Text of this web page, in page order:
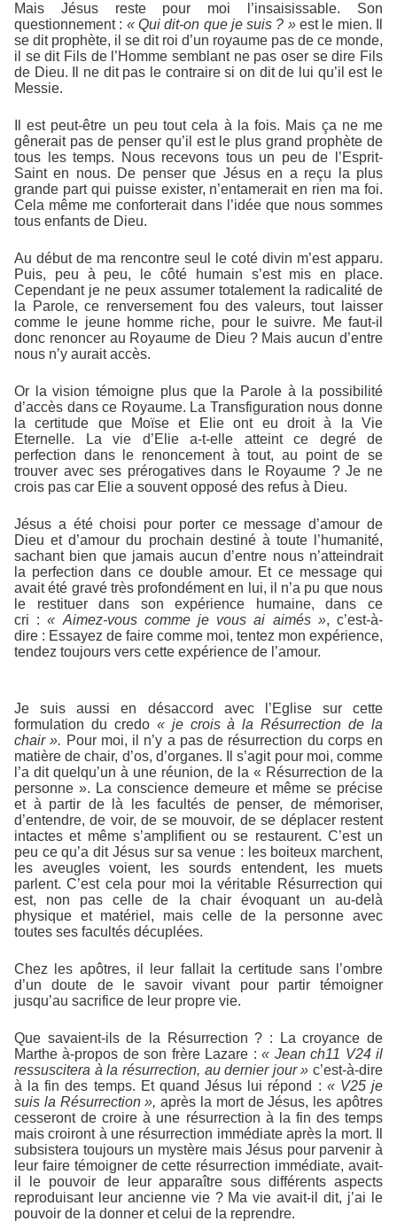
Mais Jésus reste pour moi l’insaisissable. Son
questionnement : « Qui dit-on que je suis ? »est le mien. Il
se dit prophète, il se dit roi d’un royaume pas de ce monde,
il se dit Fils de l’Homme semblant ne pas oser se dire Fils
de Dieu. Il ne dit pas le contraire si on dit de lui qu’il est le
Messie.
Il est peut-être un peu tout cela à la fois. Mais ça ne me
gênerait pas de penser qu’il est le plus grand prophète de
tous les temps. Nous recevons tous un peu de l’Esprit-
Saint en nous. De penser que Jésus en a reçu la plus
grande part qui puisse exister, n’entamerait en rien ma foi.
Cela même me conforterait dans l’idée que nous sommes
tous enfants de Dieu.
Au début de ma rencontre seul le coté divin m’est apparu.
Puis, peu à peu, le côté humain s’est mis en place.
Cependant je ne peux assumer totalement la radicalité de
la Parole, ce renversement fou des valeurs, tout laisser
comme le jeune homme riche, pour le suivre. Me faut-il
donc renoncer au Royaume de Dieu ? Mais aucun d’entre
nous n’y aurait accès.
Or la vision témoigne plus que la Parole à la possibilité
d’accès dans ce Royaume. La Transfiguration nous donne
la certitude que Moïse et Elie ont eu droit à la Vie
Eternelle. La vie d’Elie a-t-elle atteint ce degré de
perfection dans le renoncement à tout, au point de se
trouver avec ses prérogatives dans le Royaume ? Je ne
crois pas car Elie a souvent opposé des refus à Dieu.
Jésus a été choisi pour porter ce message d’amour de
Dieu et d’amour du prochain destiné à toute l’humanité,
sachant bien que jamais aucun d’entre nous n’atteindrait
la perfection dans ce double amour. Et ce message qui
avait été gravé très profondément en lui, il n’a pu que nous
le restituer dans son expérience humaine, dans ce
cri :« Aimez-vous comme je vous ai aimés », c’est-à-
dire : Essayez de faire comme moi, tentez mon expérience,
tendez toujours vers cette expérience de l’amour.
Je suis aussi en désaccord avec l’Eglise sur cette
formulation du credo « je crois à la Résurrection de la
chair ». Pour moi, il n’y a pas de résurrection du corps en
matière de chair, d’os, d’organes. Il s’agit pour moi, comme
l’a dit quelqu’un à une réunion, de la « Résurrection de la
personne ». La conscience demeure et même se précise
et à partir de là les facultés de penser, de mémoriser,
d’entendre, de voir, de se mouvoir, de se déplacer restent
intactes et même s’amplifient ou se restaurent. C’est un
peu ce qu’a dit Jésus sur sa venue : les boiteux marchent,
les aveugles voient, les sourds entendent, les muets
parlent. C’est cela pour moi la véritable Résurrection qui
est, non pas celle de la chair évoquant un au-delà
physique et matériel, mais celle de la personne avec
toutes ses facultés décuplées.
Chez les apôtres, il leur fallait la certitude sans l’ombre
d’un doute de le savoir vivant pour partir témoigner
jusqu’au sacrifice de leur propre vie.
Que savaient-ils de la Résurrection ? : La croyance de
Marthe à-propos de son frère Lazare :« Jean ch11 V24 il
ressuscitera à la résurrection, au dernier jour » c’est-à-dire
à la fin des temps. Et quand Jésus lui répond : « V25 je
suis la Résurrection », après la mort de Jésus, les apôtres
cesseront de croire à une résurrection à la fin des temps
mais croiront à une résurrection immédiate après la mort. Il
subsistera toujours un mystère mais Jésus pour parvenir à
leur faire témoigner de cette résurrection immédiate, avait-
il le pouvoir de leur apparaître sous différents aspects
reproduisant leur ancienne vie ? Ma vie avait-il dit, j’ai le
pouvoir de la donner et celui de la reprendre.